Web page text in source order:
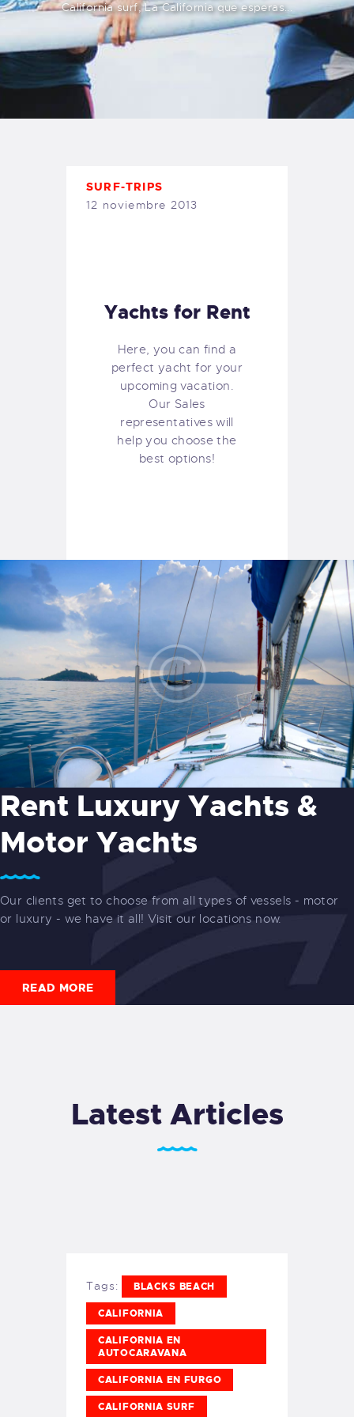
California surf, La California que esperas...
TIENDA FAMILY SURFERS
WEBCAM SALINAS
PEDIDOS
SURF-TRIPS
12 noviembre 2013
Yachts for Rent
Here, you can find a
perfect yacht for your
upcoming vacation.
Our Sales
representatives will
help you choose the
best options!
Rent Luxury Yachts &
Motor Yachts
Our clients get to choose from all types of vessels - motor
or luxury - we have it all! Visit our locations now.
READ MORE
Latest Articles
Tags: BLACK´S BEACH
CALIFORNIA
CALIFORNIA EN
AUTOCARAVANA
CALIFORNIA EN FURGO
CALIFORNIA SURF